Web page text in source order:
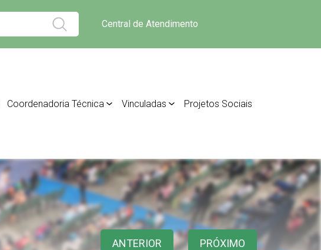
Central de Atendimento
Coordenadoria Técnica Vinculadas Projetos Sociais
ANTERIOR PRÓXIMO